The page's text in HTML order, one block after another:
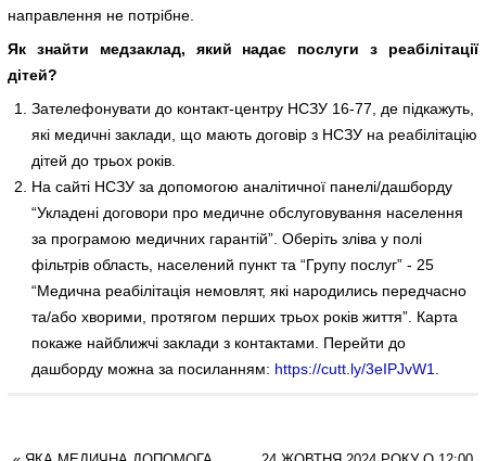
направлення не потрібне.
Як знайти медзаклад, який надає послуги з реабілітації
дітей?
Зателефонувати до контакт-центру НСЗУ 16-77, де підкажуть,
які медичні заклади, що мають договір з НСЗУ на реабілітацію
дітей до трьох років.
На сайті НСЗУ за допомогою аналітичної панелі/дашборду
“Укладені договори про медичне обслуговування населення
за програмою медичних гарантій”. Оберіть зліва у полі
фільтрів область, населений пункт та “Групу послуг” - 25
“Медична реабілітація немовлят, які народились передчасно
та/або хворими, протягом перших трьох років життя”. Карта
покаже найближчі заклади з контактами. Перейти до
дашборду можна за посиланням: https://cutt.ly/3eIPJvW1.